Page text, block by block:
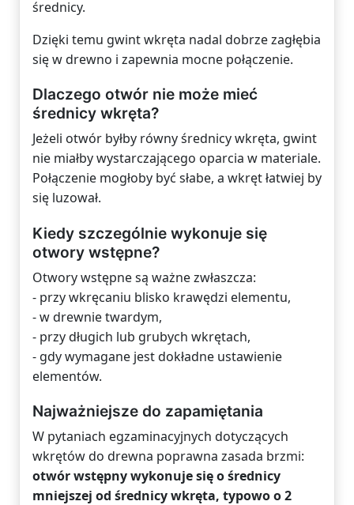
średnicy.
Dzięki temu gwint wkręta nadal dobrze zagłębia
się w drewno i zapewnia mocne połączenie.
Dlaczego otwór nie może mieć
średnicy wkręta?
Jeżeli otwór byłby równy średnicy wkręta, gwint
nie miałby wystarczającego oparcia w materiale.
Połączenie mogłoby być słabe, a wkręt łatwiej by
się luzował.
Kiedy szczególnie wykonuje się
otwory wstępne?
Otwory wstępne są ważne zwłaszcza:
- przy wkręcaniu blisko krawędzi elementu,
- w drewnie twardym,
- przy długich lub grubych wkrętach,
- gdy wymagane jest dokładne ustawienie
elementów.
Najważniejsze do zapamiętania
W pytaniach egzaminacyjnych dotyczących
wkrętów do drewna poprawna zasada brzmi:
otwór wstępny wykonuje się o średnicy
mniejszej od średnicy wkręta, typowo o 2